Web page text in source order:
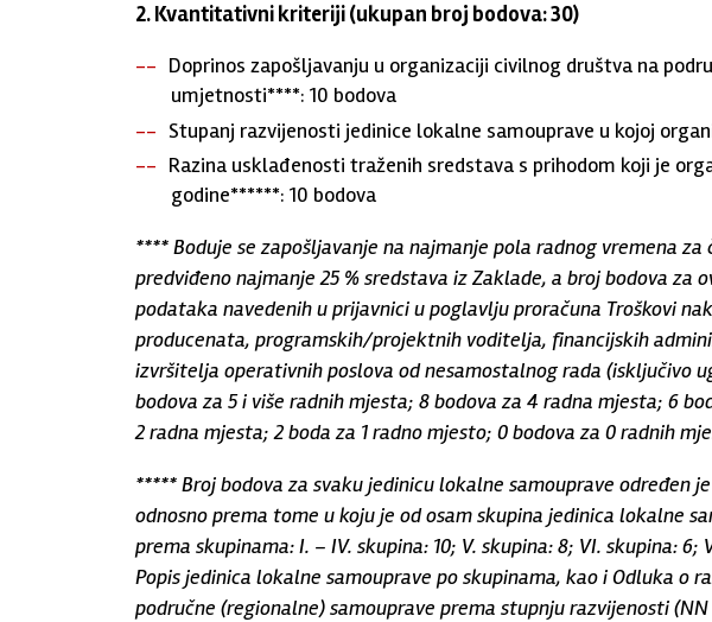
2. Kvantitativni kriteriji (ukupan broj bodova: 30)
Doprinos zapošljavanju u organizaciji civilnog društva na
umjetnosti****: 10 bodova
Stupanj razvijenosti jedinice lokalne samouprave u kojoj
Razina usklađenosti traženih sredstava s prihodom koji je
godine******: 10 bodova
**** Boduje se zapošljavanje na najmanje pola radnog vremena
predviđeno najmanje 25 % sredstava iz Zaklade, a broj bodova
podataka navedenih u prijavnici u poglavlju proračuna Troškovi
producenata, programskih/projektnih voditelja, financijskih
izvršitelja operativnih poslova od nesamostalnog rada (isključivo
bodova za 5 i više radnih mjesta; 8 bodova za 4 radna mjesta; 6
2 radna mjesta; 2 boda za 1 radno mjesto; 0 bodova za 0 radnih
***** Broj bodova za svaku jedinicu lokalne samouprave određen
odnosno prema tome u koju je od osam skupina jedinica lokalne
prema skupinama: I. – IV. skupina: 10; V. skupina: 8; VI. skupina: 6;
Popis jedinica lokalne samouprave po skupinama, kao i Odluka o
područne (regionalne) samouprave prema stupnju razvijenosti (NN